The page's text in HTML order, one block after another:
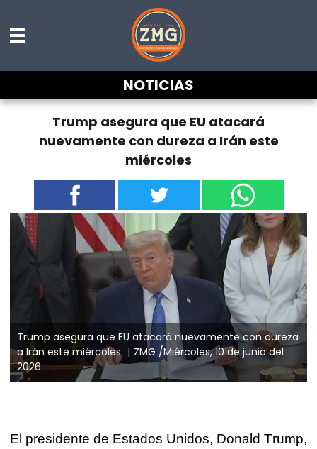
NOTICIAS
Trump asegura que EU atacará
nuevamente con dureza a Irán este
miércoles
Trump asegura que EU atacará nuevamente con dureza
a Irán este miércoles
ZMG /Miércoles, 10 de junio del
2026
El presidente de Estados Unidos, Donald Trump,